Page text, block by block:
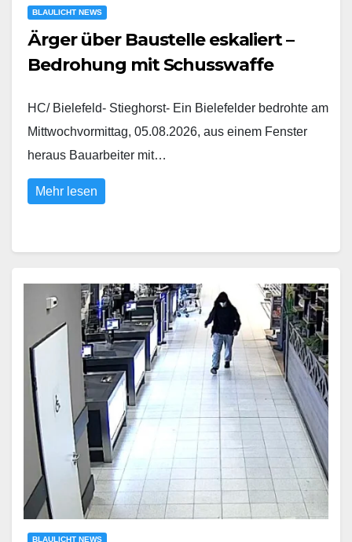
BLAULICHT NEWS
Ärger über Baustelle eskaliert –
Bedrohung mit Schusswaffe
HC/ Bielefeld- Stieghorst- Ein Bielefelder bedrohte am
Mittwochvormittag, 05.08.2026, aus einem Fenster
heraus Bauarbeiter mit…
Mehr lesen
BLAULICHT NEWS